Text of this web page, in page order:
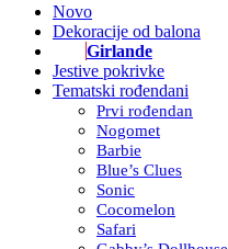
Novo
Dekoracije od balona
Girlande
Jestive pokrivke
Tematski rođendani
Prvi rođendan
Nogomet
Barbie
Blue’s Clues
Sonic
Cocomelon
Safari